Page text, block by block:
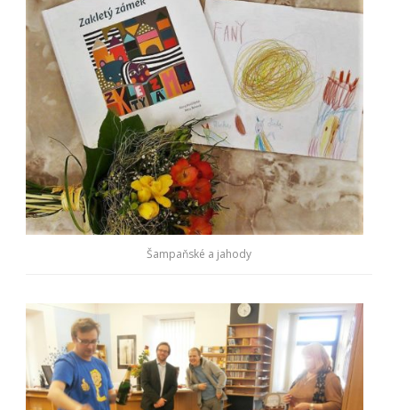
Šampaňské a jahody